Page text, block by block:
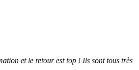
et le retour est top ! Ils sont tous très